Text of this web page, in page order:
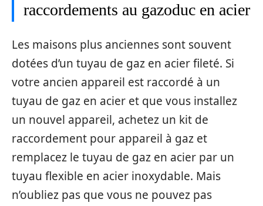
raccordements au gazoduc en acier
Les maisons plus anciennes sont souvent
dotées d’un tuyau de gaz en acier fileté. Si
votre ancien appareil est raccordé à un
tuyau de gaz en acier et que vous installez
un nouvel appareil, achetez un kit de
raccordement pour appareil à gaz et
remplacez le tuyau de gaz en acier par un
tuyau flexible en acier inoxydable. Mais
n’oubliez pas que vous ne pouvez pas